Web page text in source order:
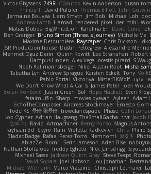
Victor Ghyssens 749R CGautos Kevin Anderson dusan
Philipp T David Pulcifer Thomas Elliott John Gutwin
Jermaine Bouyea Liam Smyth Jim Bob Michael Loh
Andrew Lamb Hamad rendered_pixel der_mihi
Matias Dubos BigWhiteLion Karolina En David Curiel
Ben Granger Bruno Simon (Three.js Journey) Michelle Ma
Maxime Detournière Rayscaper Chris Dickson
JSR Production house Dustin Pettegrew Alessandro
Mehmet Oguz Derin
Quinn Kowitt Lee Stranahan Robert
Hampus Linden Alex Vega orestis picard S
Noah Kollmannsberger Niko Austin Root Misha
Tabatha Lyn Andrew Sprague Karsten Eckelt Tony
Pablo Portal Viktoriya MisterBKWolf שי יעקוב
We Don't Know What A Car Is James Patel Joeri
Bojan Rončević Justin Green Sof Hope Hackett Sven
fatalmuffin Sharp movies byevan Ayleen Adam
EchoTheComposer Andreas Stockmayer Ernesto
Todd KS 景琦 张景琦 trowelandspade Phase Colin
Loo Cypher Adrian Haugseng TheSmallGacha trvr Jacob
민희 이
Flavio Artmachiner Remy Ponso Magnús
rayhaan.3d
Skyro Rain Violetta Radkevich Chris Philip
BladedBadge Rafael Perez-Torro Nemnomi おるす
AblazZe Rom1 Serin Jameson Aden Bise
Nathan Stoltzfoos Freddy Sghetti Nick Jainschigg Siyouardi
Michael Sasse Jackson Quinn Gray Steve Teeps
David Sopala Joel Hobson Lou Jonathan Bertrand
Michael Witmann Marco Vizcaino Christoph Letmaier